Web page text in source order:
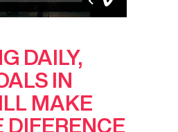
DAILY,
IN
MAKE
DIFERENCE